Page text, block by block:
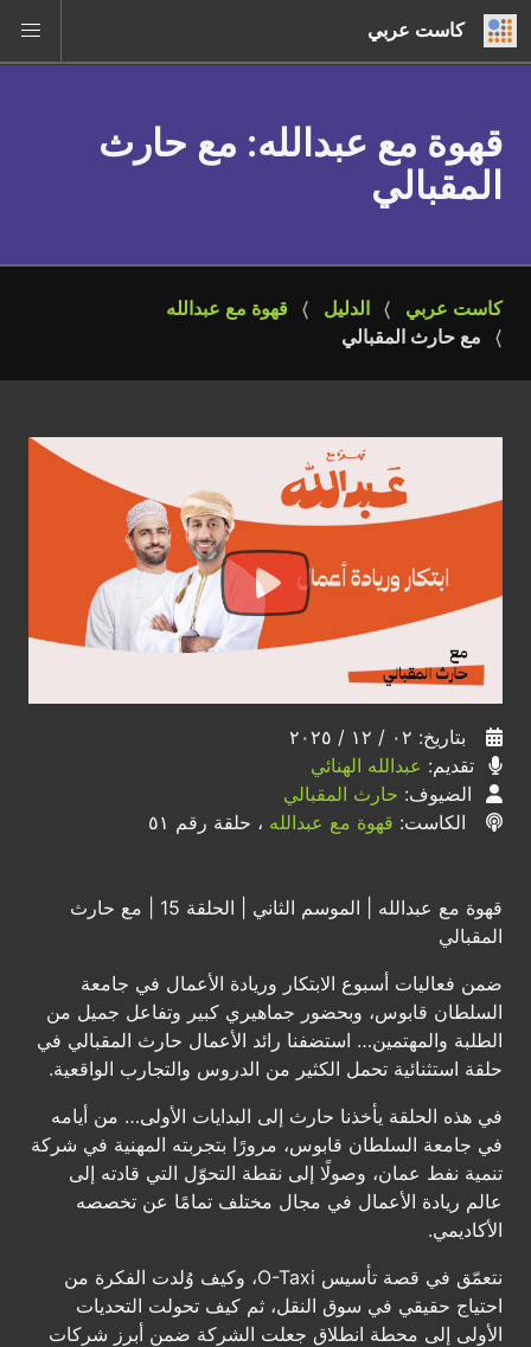
كاست عربي
قهوة مع عبدالله: مع حارث
المقبالي
كاست عربي الدليل
قهوة مع عبدالله
مع حارث المقبالي
بتاريخ: ٠٢ / ١٢ / ٢٠٢٥
تقديم: عبدالله الهنائي
الضيوف: حارث المقبالي
الكاست: قهوة مع عبدالله ، حلقة رقم ٥١
قهوة مع عبدالله | الموسم الثاني | الحلقة 15 | مع حارث
المقبالي
ضمن فعاليات أسبوع الابتكار وريادة الأعمال في جامعة
السلطان قابوس، وبحضور جماهيري كبير وتفاعل جميل من
الطلبة والمهتمين… استضفنا رائد الأعمال حارث المقبالي في
حلقة استثنائية تحمل الكثير من الدروس والتجارب الواقعية.
في هذه الحلقة يأخذنا حارث إلى البدايات الأولى… من أيامه
في جامعة السلطان قابوس، مرورًا بتجربته المهنية في شركة
تنمية نفط عمان، وصولًا إلى نقطة التحوّل التي قادته إلى
عالم ريادة الأعمال في مجال مختلف تمامًا عن تخصصه
الأكاديمي.
نتعمّق في قصة تأسيس O-Taxi، وكيف وُلدت الفكرة من
احتياج حقيقي في سوق النقل، ثم كيف تحولت التحديات
الأولى إلى محطة انطلاق جعلت الشركة ضمن أبرز شركات